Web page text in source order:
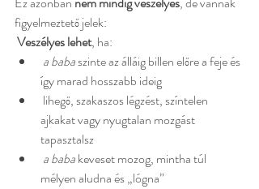
figyelmeztető jelek:
Veszélyes lehet, ha:
a baba szinte az álláig billen előre a feje és
így marad hosszabb ideig
lihegő, szakaszos légzést, színtelen
ajkakat vagy nyugtalan mozgást
tapasztalsz
a baba keveset mozog, mintha túl
mélyen aludna és „lógna”